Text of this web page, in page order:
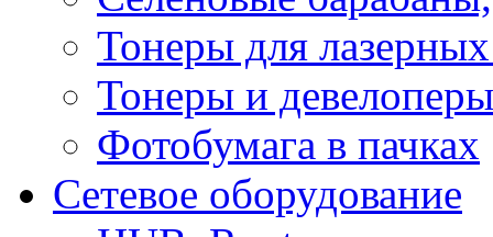
Тонеры для
Тонеры и
Фотобумага в пачках
Сетевое оборудование